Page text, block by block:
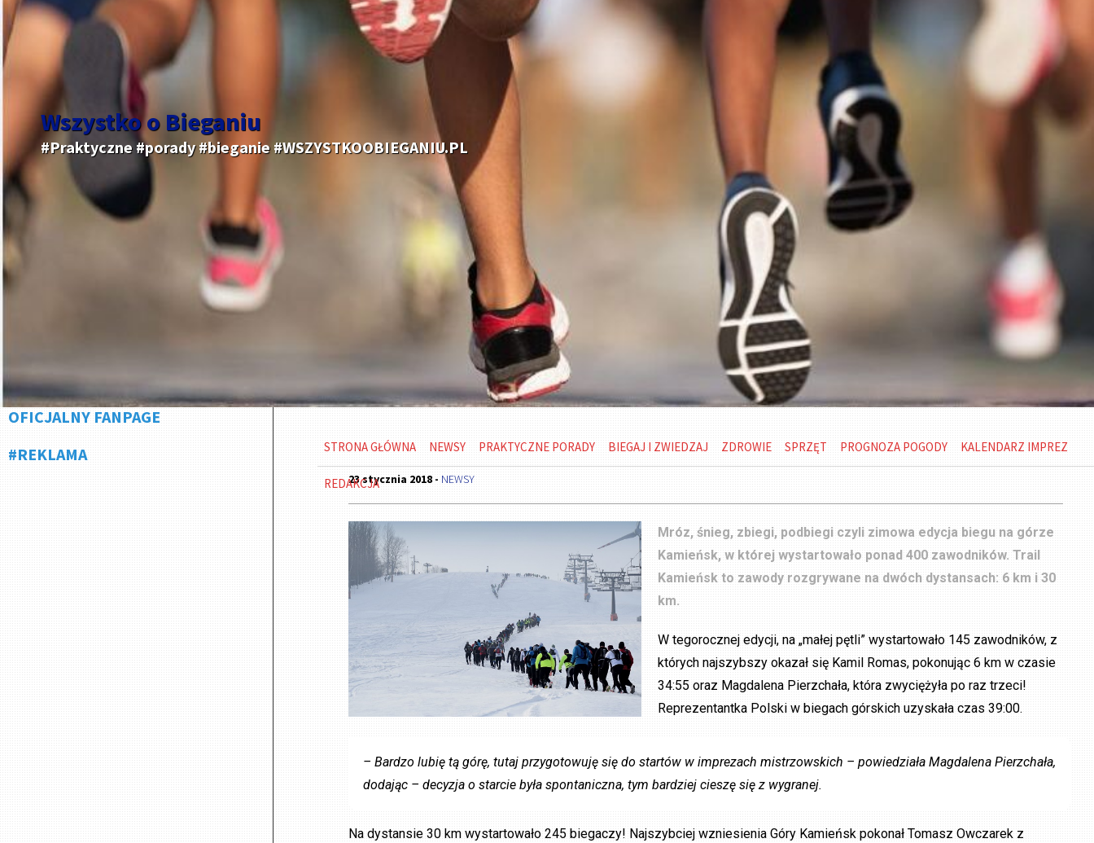
Wszystko o Bieganiu
#Praktyczne #porady #bieganie #WSZYSTKOOBIEGANIU.PL
OFICJALNY FANPAGE
#REKLAMA
STRONA GŁÓWNA NEWSY PRAKTYCZNE PORADY BIEGAJ I ZWIEDZAJ ZDROWIE SPRZĘT PROGNOZA POGODY KALENDARZ IMPREZ
REDAKCJA
23 stycznia 2018 - NEWSY
Mróz, śnieg, zbiegi, podbiegi czyli zimowa edycja biegu na górze
Kamieńsk, w której wystartowało ponad 400 zawodników. Trail
Kamieńsk to zawody rozgrywane na dwóch dystansach: 6 km i 30
km.
W tegorocznej edycji, na „małej pętli” wystartowało 145 zawodników, z
których najszybszy okazał się Kamil Romas, pokonując 6 km w czasie
34:55 oraz Magdalena Pierzchała, która zwyciężyła po raz trzeci!
Reprezentantka Polski w biegach górskich uzyskała czas 39:00.
– Bardzo lubię tą górę, tutaj przygotowuję się do startów w imprezach mistrzowskich – powiedziała Magdalena Pierzchała,
dodając – decyzja o starcie była spontaniczna, tym bardziej cieszę się z wygranej.
Na dystansie 30 km wystartowało 245 biegaczy! Najszybciej wzniesienia Góry Kamieńsk pokonał Tomasz Owczarek z